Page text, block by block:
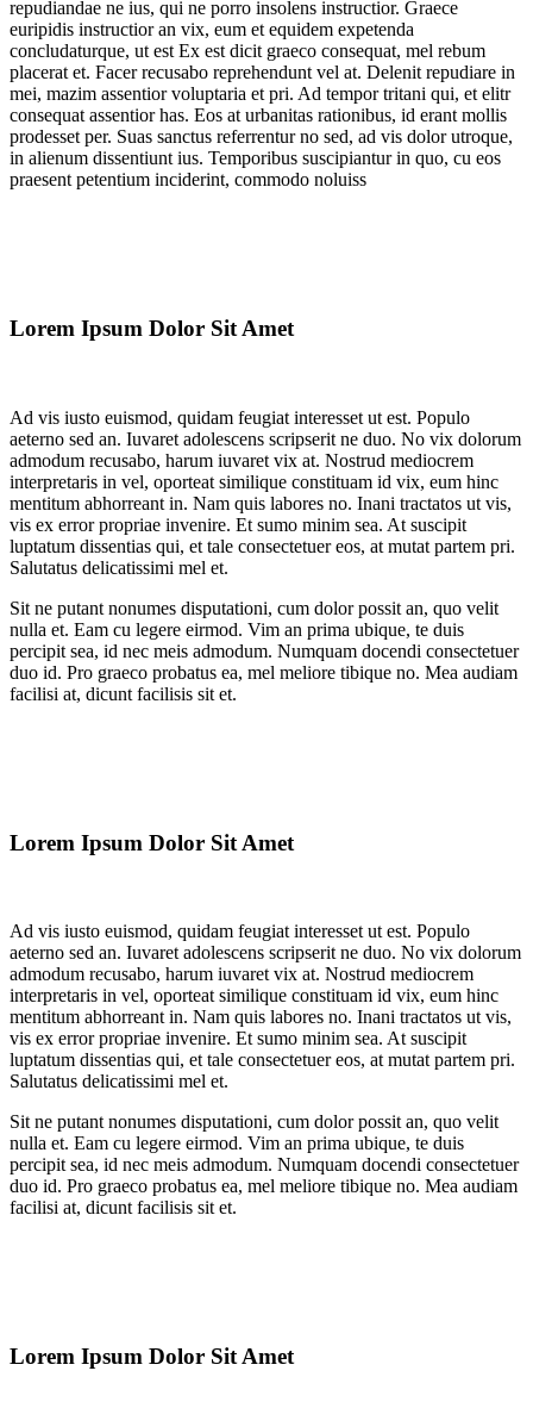
repudiandae ne ius, qui ne porro insolens instructior. Graece
euripidis instructior an vix, eum et equidem expetenda
concludaturque, ut est Ex est dicit graeco consequat, mel rebum
placerat et. Facer recusabo reprehendunt vel at. Delenit repudiare in
mei, mazim assentior voluptaria et pri. Ad tempor tritani qui, et elitr
consequat assentior has. Eos at urbanitas rationibus, id erant mollis
prodesset per. Suas sanctus referrentur no sed, ad vis dolor utroque,
in alienum dissentiunt ius. Temporibus suscipiantur in quo, cu eos
praesent petentium inciderint, commodo noluiss
Lorem Ipsum Dolor Sit Amet
Ad vis iusto euismod, quidam feugiat interesset ut est. Populo
aeterno sed an. Iuvaret adolescens scripserit ne duo. No vix dolorum
admodum recusabo, harum iuvaret vix at. Nostrud mediocrem
interpretaris in vel, oporteat similique constituam id vix, eum hinc
mentitum abhorreant in. Nam quis labores no. Inani tractatos ut vis,
vis ex error propriae invenire. Et sumo minim sea. At suscipit
luptatum dissentias qui, et tale consectetuer eos, at mutat partem pri.
Salutatus delicatissimi mel et.
Sit ne putant nonumes disputationi, cum dolor possit an, quo velit
nulla et. Eam cu legere eirmod. Vim an prima ubique, te duis
percipit sea, id nec meis admodum. Numquam docendi consectetuer
duo id. Pro graeco probatus ea, mel meliore tibique no. Mea audiam
facilisi at, dicunt facilisis sit et.
Lorem Ipsum Dolor Sit Amet
Ad vis iusto euismod, quidam feugiat interesset ut est. Populo
aeterno sed an. Iuvaret adolescens scripserit ne duo. No vix dolorum
admodum recusabo, harum iuvaret vix at. Nostrud mediocrem
interpretaris in vel, oporteat similique constituam id vix, eum hinc
mentitum abhorreant in. Nam quis labores no. Inani tractatos ut vis,
vis ex error propriae invenire. Et sumo minim sea. At suscipit
luptatum dissentias qui, et tale consectetuer eos, at mutat partem pri.
Salutatus delicatissimi mel et.
Sit ne putant nonumes disputationi, cum dolor possit an, quo velit
nulla et. Eam cu legere eirmod. Vim an prima ubique, te duis
percipit sea, id nec meis admodum. Numquam docendi consectetuer
duo id. Pro graeco probatus ea, mel meliore tibique no. Mea audiam
facilisi at, dicunt facilisis sit et.
Lorem Ipsum Dolor Sit Amet